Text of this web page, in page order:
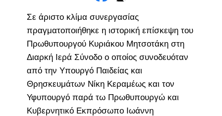
Σε άριστο κλίμα συνεργασίας
πραγματοποιήθηκε η ιστορική επίσκεψη του
Πρωθυπουργού Κυριάκου Μητσοτάκη στη
Διαρκή Ιερά Σύνοδο ο οποίος συνοδευόταν
από την Υπουργό Παιδείας και
Θρησκευμάτων Νίκη Κεραμέως και τον
Υφυπουργό παρά τω Πρωθυπουργώ και
Κυβερνητικό Εκπρόσωπο Ιωάννη